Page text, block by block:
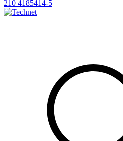
210 4185414-5